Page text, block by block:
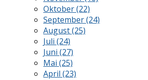
Oktober (22)
September (24)
August (25)
Juli (24)
Juni (27)
Mai (25)
April (23)